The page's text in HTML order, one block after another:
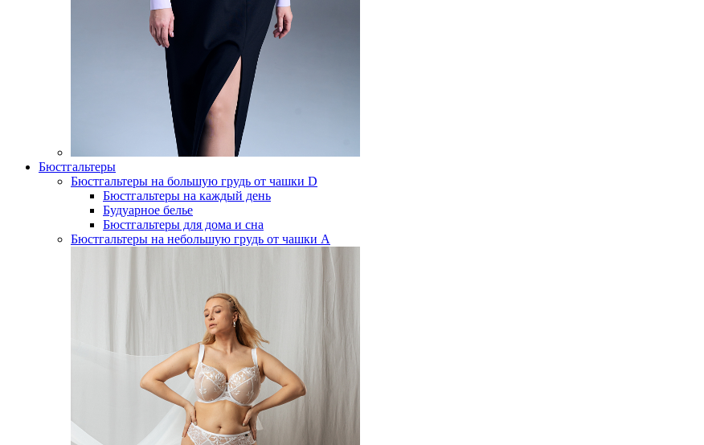
Бюстгальтеры
Бюстгальтеры на большую грудь от чашки D
Бюстгальтеры на каждый день
Будуарное белье
Бюстгальтеры для дома и сна
Бюстгальтеры на небольшую грудь от чашки А